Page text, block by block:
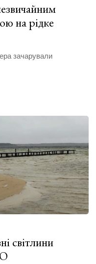
на рідке
зачарували
світлини